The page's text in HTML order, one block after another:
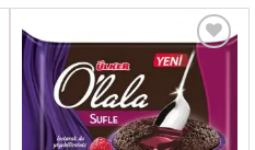
Favorilere
Ekle